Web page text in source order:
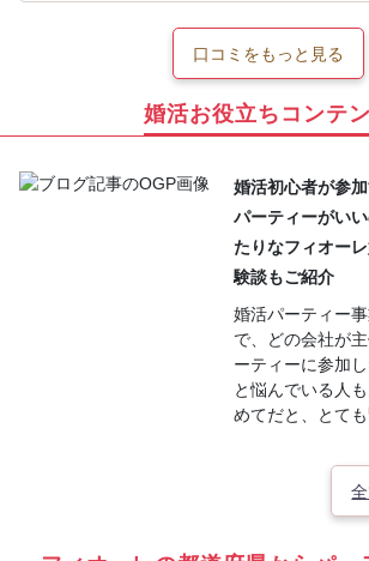
口コミをもっと見る
婚活お役立ちコンテ
婚活初心者が参
パーティーがい
たりなフィオー
験談もご紹介
婚活パーティー
で、どの会社が
ーティーに参加
と悩んでいる人
めてだと、とて